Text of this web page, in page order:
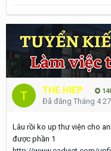
THE HIEP
Đã đăng Tháng 4
Lâu rồi ko up thư viện cho
được phần 1